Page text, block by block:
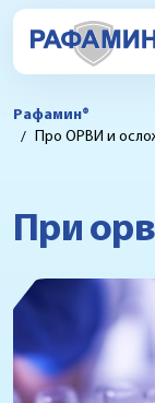
Рафамин®
Про ОРВИ и
При